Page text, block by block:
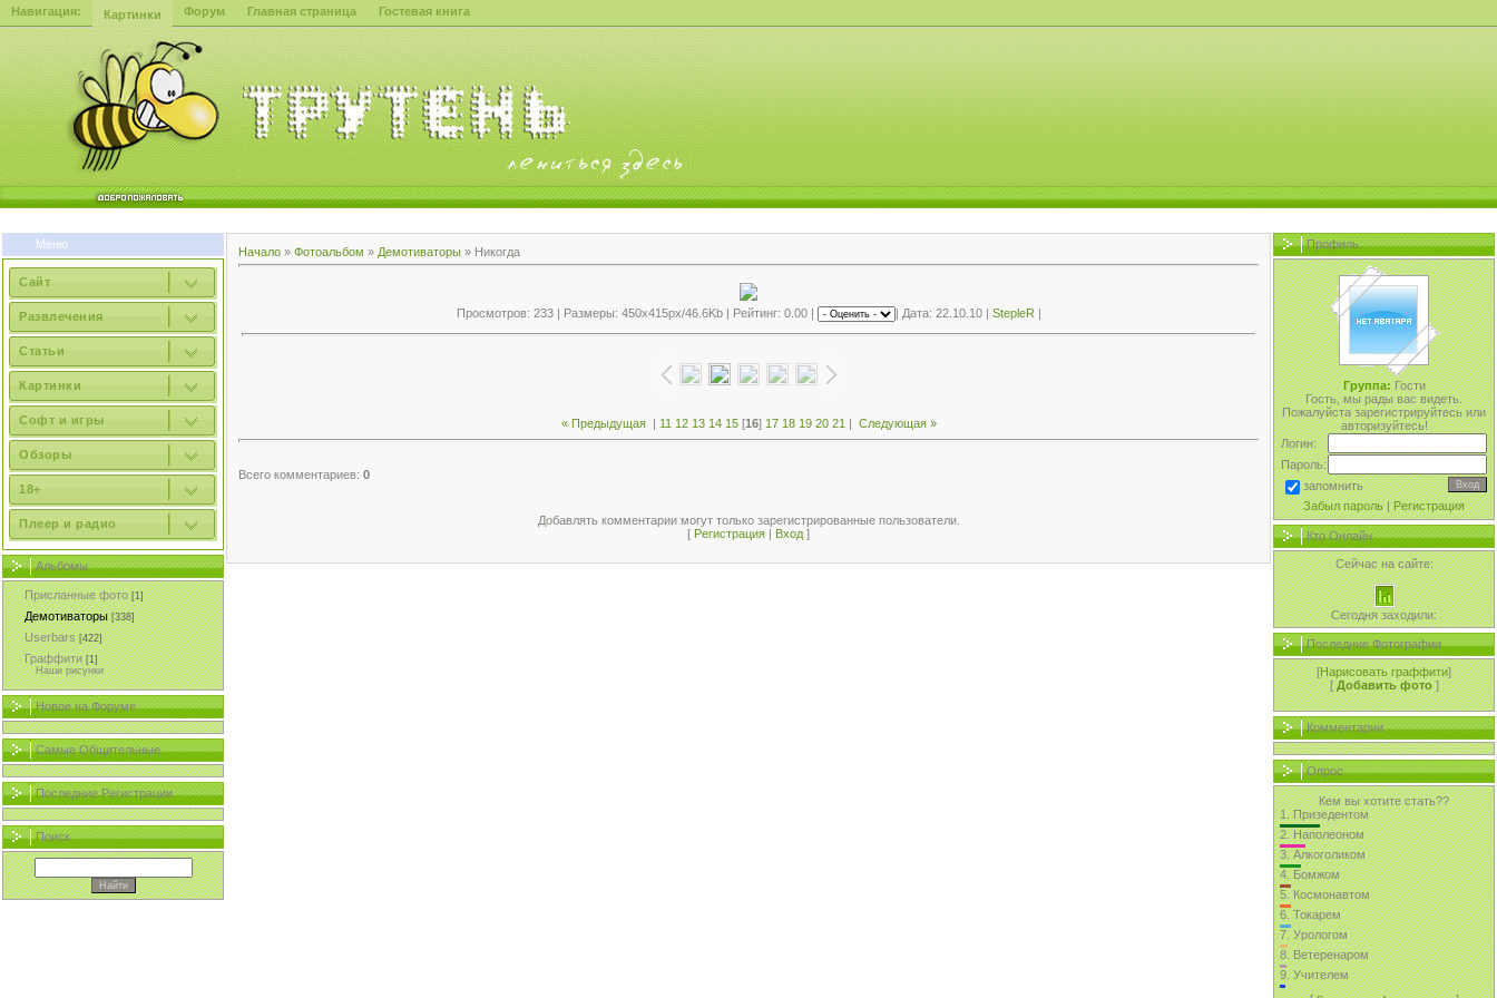
Навигация: Картинки Форум Главная страница Гостевая книга
Меню
Сайт
Развлечения
Статьи
Картинки
Софт и игры
Обзоры
18+
Плеер и радио
Альбомы
Присланные фото [1]
Демотиваторы [338]
Userbars [422]
Граффити [1]
Наши рисунки
Новое на Форуме
Самые Общительные
Последние Регистрации
Поиск
Начало » Фотоальбом » Демотиваторы » Никогда
Просмотров: 233 | Размеры: 450x415px/46.6Kb | Рейтинг: 0.00 | | Дата: 22.10.10 | StepleR |
« Предыдущая| 11 12 13 14 15[16] 17 18 19 20 21 | Следующая »
Всего комментариев: 0
Добавлять комментарии могут только зарегистрированные пользователи.
[ Регистрация Вход ]
Профиль
Группа:Гости
Гость, мы рады вас видеть.
Пожалуйста зарегистрируйтесь или
авторизуйтесь!
Логин:
Пароль:
запомнить
Забыл пароль|Регистрация
Кто Онлайн
Сейчас на сайте:
Сегодня заходили:
Последние Фотографии
[Нарисовать граффити]
[Добавить фото ]
Комментарии
Опрос
Кем вы хотите стать??
1.Призедентом
2.Наполеоном
3.Алкоголиком
4.Бомжом
5.Космонавтом
6.Токарем
7.Урологом
8.Ветеренаром
9.Учителем